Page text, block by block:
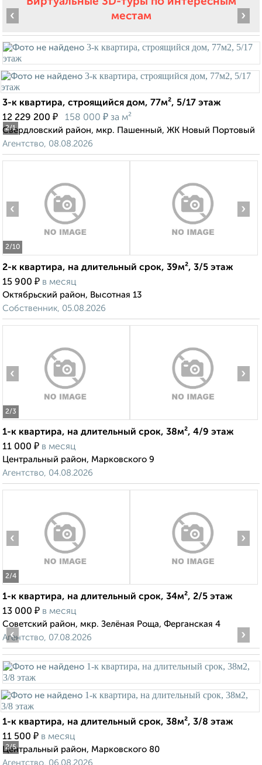
местам
2/1
‹ ›
3-к квартира, строящийся дом, 77м², 5/17 этаж
12 229 200 ₽ 158 000 ₽ за м²
Свердловский район, мкр. Пашенный, ЖК Новый Портовый
Агентство, 08.08.2026
2/10
‹ ›
2-к квартира, на длительный срок, 39м², 3/5 этаж
15 900 ₽ в месяц
Октябрьский район, Высотная 13
Собственник, 05.08.2026
2/3
‹ ›
1-к квартира, на длительный срок, 38м², 4/9 этаж
11 000 ₽ в месяц
Центральный район, Марковского 9
Агентство, 04.08.2026
2/4
‹ ›
1-к квартира, на длительный срок, 34м², 2/5 этаж
13 000 ₽ в месяц
Советский район, мкр. Зелёная Роща, Ферганская 4
Агентство, 07.08.2026
2/5
‹ ›
1-к квартира, на длительный срок, 38м², 3/8 этаж
11 500 ₽ в месяц
Центральный район, Марковского 80
Агентство, 06.08.2026